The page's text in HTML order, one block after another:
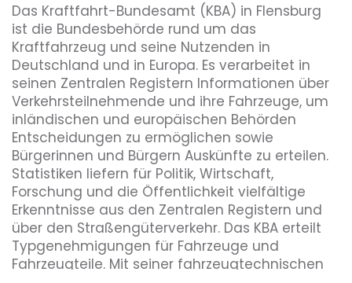
Das Kraftfahrt-Bundesamt (KBA) in Flensburg
ist die Bundesbehörde rund um das
Kraftfahrzeug und seine Nutzenden in
Deutschland und in Europa. Es verarbeitet in
seinen Zentralen Registern Informationen über
Verkehrsteilnehmende und ihre Fahrzeuge, um
inländischen und europäischen Behörden
Entscheidungen zu ermöglichen sowie
Bürgerinnen und Bürgern Auskünfte zu erteilen.
Statistiken liefern für Politik, Wirtschaft,
Forschung und die Öffentlichkeit vielfältige
Erkenntnisse aus den Zentralen Registern und
über den Straßengüterverkehr. Das KBA erteilt
Typgenehmigungen für Fahrzeuge und
Fahrzeugteile. Mit seiner fahrzeugtechnischen